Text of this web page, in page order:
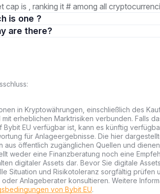
cap is , ranking it # among all
is one ?
3. How many are there?
in Kryptowährungen, einschließlich des
mit erheblichen Marktrisiken verbunden. Falls
Bybit EU verfügbar ist, kann es künftig
für Anlageergebnisse. Die hier
aus öffentlich zugänglichen Quellen und
weder eine Finanzberatung noch eine
digitaler Assets dar. Bevor Sie digitale
Situation und Risikotoleranz sorgfältig prüfen
Anlageberater konsultieren. Weitere
von Bybit EU.